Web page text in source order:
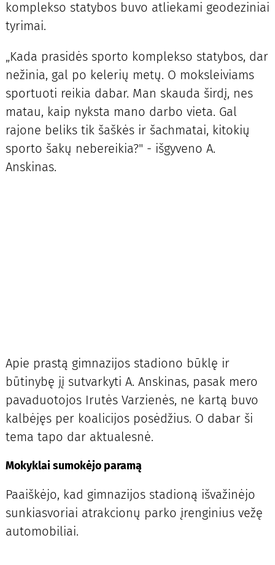
komplekso statybos buvo atliekami geodeziniai
tyrimai.
„Kada prasidės sporto komplekso statybos, dar
nežinia, gal po kelerių metų. O moksleiviams
sportuoti reikia dabar. Man skauda širdį, nes
matau, kaip nyksta mano darbo vieta. Gal
rajone beliks tik šaškės ir šachmatai, kitokių
sporto šakų nebereikia?" - išgyveno A.
Anskinas.
Apie prastą gimnazijos stadiono būklę ir
būtinybę jį sutvarkyti A. Anskinas, pasak mero
pavaduotojos Irutės Varzienės, ne kartą buvo
kalbėjęs per koalicijos posėdžius. O dabar ši
tema tapo dar aktualesnė.
Mokyklai sumokėjo paramą
Paaiškėjo, kad gimnazijos stadioną išvažinėjo
sunkiasvoriai atrakcionų parko įrenginius vežę
automobiliai.